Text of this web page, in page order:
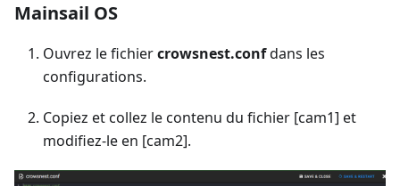
Mainsail OS
Ouvrez le fichiercrowsnest.confdans les
configurations.
Copiez et collez le contenu du fichier [cam1] et
modifiez-le en [cam2].